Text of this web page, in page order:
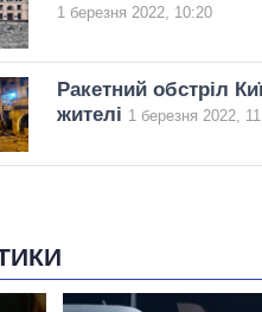
1 березня 2022, 10:20
Ракетний обстріл
жителі 1 березня 2022,